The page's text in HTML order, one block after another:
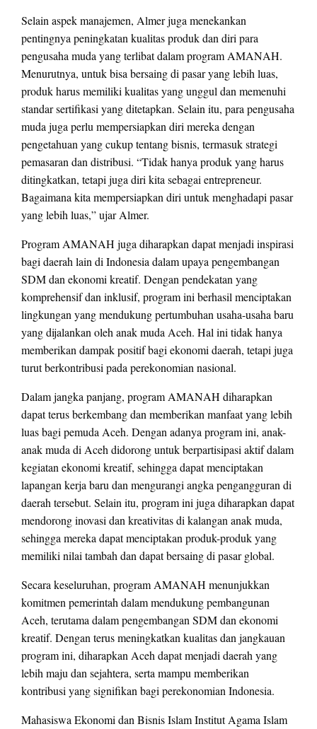
Selain aspek manajemen, Almer juga menekankan
pentingnya peningkatan kualitas produk dan diri para
pengusaha muda yang terlibat dalam program AMANAH.
Menurutnya, untuk bisa bersaing di pasar yang lebih luas,
produk harus memiliki kualitas yang unggul dan memenuhi
standar sertifikasi yang ditetapkan. Selain itu, para pengusaha
muda juga perlu mempersiapkan diri mereka dengan
pengetahuan yang cukup tentang bisnis, termasuk strategi
pemasaran dan distribusi. “Tidak hanya produk yang harus
ditingkatkan, tetapi juga diri kita sebagai entrepreneur.
Bagaimana kita mempersiapkan diri untuk menghadapi pasar
yang lebih luas,” ujar Almer.
Program AMANAH juga diharapkan dapat menjadi inspirasi
bagi daerah lain di Indonesia dalam upaya pengembangan
SDM dan ekonomi kreatif. Dengan pendekatan yang
komprehensif dan inklusif, program ini berhasil menciptakan
lingkungan yang mendukung pertumbuhan usaha-usaha baru
yang dijalankan oleh anak muda Aceh. Hal ini tidak hanya
memberikan dampak positif bagi ekonomi daerah, tetapi juga
turut berkontribusi pada perekonomian nasional.
Dalam jangka panjang, program AMANAH diharapkan
dapat terus berkembang dan memberikan manfaat yang lebih
luas bagi pemuda Aceh. Dengan adanya program ini, anak-
anak muda di Aceh didorong untuk berpartisipasi aktif dalam
kegiatan ekonomi kreatif, sehingga dapat menciptakan
lapangan kerja baru dan mengurangi angka pengangguran di
daerah tersebut. Selain itu, program ini juga diharapkan dapat
mendorong inovasi dan kreativitas di kalangan anak muda,
sehingga mereka dapat menciptakan produk-produk yang
memiliki nilai tambah dan dapat bersaing di pasar global.
Secara keseluruhan, program AMANAH menunjukkan
komitmen pemerintah dalam mendukung pembangunan
Aceh, terutama dalam pengembangan SDM dan ekonomi
kreatif. Dengan terus meningkatkan kualitas dan jangkauan
program ini, diharapkan Aceh dapat menjadi daerah yang
lebih maju dan sejahtera, serta mampu memberikan
kontribusi yang signifikan bagi perekonomian Indonesia.
Mahasiswa Ekonomi dan Bisnis Islam Institut Agama Islam